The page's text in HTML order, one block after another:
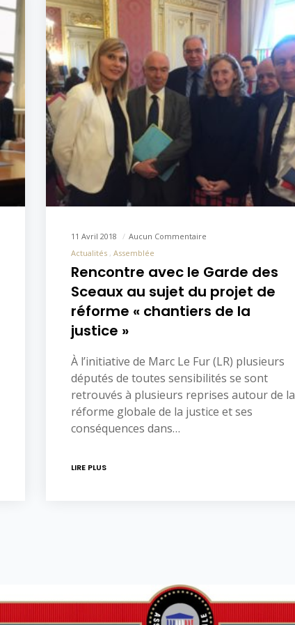
11 Avril 2018
Aucun Commentaire
Actualités Assemblée
Rencontre avec le Garde des
Sceaux au sujet du projet de
réforme « chantiers de la
justice »
À l’initiative de Marc Le Fur (LR) plusieurs
députés de toutes sensibilités se sont
retrouvés à plusieurs reprises autour de la
réforme globale de la justice et ses
conséquences dans…
LIRE PLUS